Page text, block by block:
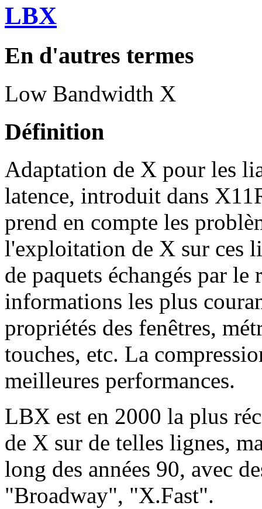
LBX
En d'autres termes
Low Bandwidth X
Définition
Adaptation de X pour les
latence, introduit dans
prend en compte les
l'exploitation de X sur ces
de paquets échangés par le
informations les plus
propriétés des fenêtres,
touches, etc. La
meilleures performances.
LBX est en 2000 la plus
de X sur de telles lignes,
long des années 90, avec
"Broadway", "X.Fast".